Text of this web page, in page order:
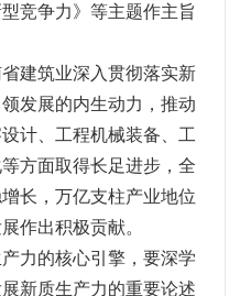
竞争力》等主题作主旨
建筑业深入贯彻落实新
发展的内生动力 ，推动
计、工程机械装备、工
方面取得长足进步 ，全
长 ，万亿支柱产业地位
作出积极贡献。
力的核心引擎 ，要深学
新质生产力的重要论述